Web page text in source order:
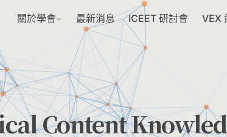
關於學會 最新消息 ICEET 研討會 VEX
Content